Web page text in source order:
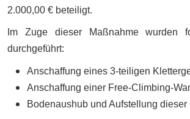
2.000,00 € beteiligt.
Im Zuge dieser Maßnahme wurden
durchgeführt:
Anschaffung eines 3-teiligen
Anschaffung einer Free-Climbing-
Bodenaushub und Aufstellung dieser